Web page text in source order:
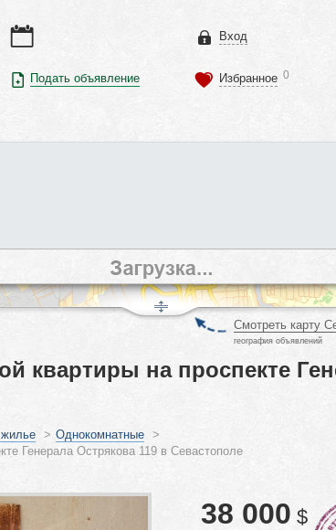
Подать объявление
Вход
Избранное 0
Смотреть карту
география объявлений
квартиры на проспекте
жилье > Однокомнатные >
Генерала Острякова 119 в Севастополе
38 000 $